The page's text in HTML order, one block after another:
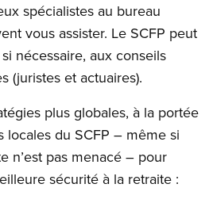
spécialistes au bureau
vous assister. Le SCFP peut
nécessaire, aux conseils
(juristes et actuaires).
plus globales, à la portée
locales du SCFP – même si
n’est pas menacé – pour
sécurité à la retraite :